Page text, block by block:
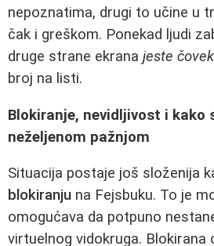
nepoznatima, drugi to učine u
čak i greškom. Ponekad ljudi
druge strane ekrana jeste
broj na listi.
Blokiranje, nevidljivost i kako
neželjenom pažnjom
Situacija postaje još složenija
blokiranju na Fejsbuku. To je
omogućava da potpuno
virtuelnog vidokruga. Blokirana